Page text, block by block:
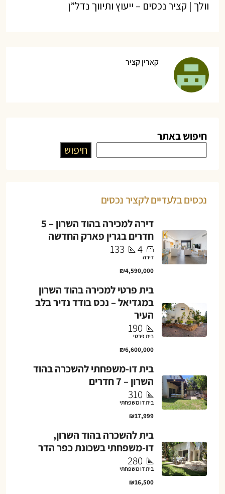
וולך | קציר נכסים – ייעוץ ותיווך נדל”ן
קארין קציר
חיפוש באתר
חיפוש
נכסים בלעדיים לקציר נכסים
דירה למכירה בהוד השרון – 5
חדרים בגרין פארק החדשה
4
133
דירה
₪4,590,000
בית פרטי למכירה בהוד השרון
במגדיאל – נכס בודד נדיר בלב
העיר
190
בית פרטי
₪6,600,000
בית דו-משפחתי להשכרה בהוד
השרון – 7 חדרים
310
בית דו משפחתי
₪17,999
בית להשכרה בהוד השרון,
דו-משפחתי בשכונת כפר הדר
280
בית דו משפחתי
₪16,500